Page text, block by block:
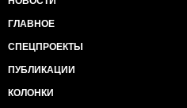
ГЛАВНОЕ
СПЕЦПРОЕКТЫ
ПУБЛИКАЦИИ
КОЛОНКИ